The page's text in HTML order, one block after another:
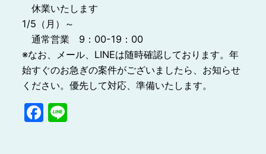
休業いたします
1/5（月）～
通常営業 9：00-19：00
※なお、メール、LINEは随時確認しております。年
始すぐのお急ぎの案件がございましたら、お知らせ
ください。優先して対応、準備いたします。
Facebook
Line